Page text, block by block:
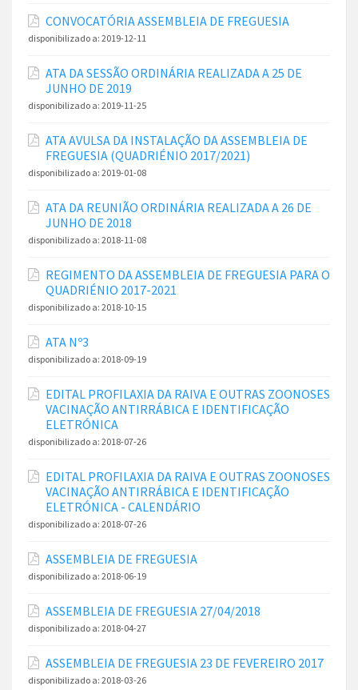
CONVOCATÓRIA ASSEMBLEIA DE FREGUESIA
disponibilizado a: 2019-12-11
ATA DA SESSÃO ORDINÁRIA REALIZADA A 25 DE
JUNHO DE 2019
disponibilizado a: 2019-11-25
ATA AVULSA DA INSTALAÇÃO DA ASSEMBLEIA DE
FREGUESIA (QUADRIÉNIO 2017/2021)
disponibilizado a: 2019-01-08
ATA DA REUNIÃO ORDINÁRIA REALIZADA A 26 DE
JUNHO DE 2018
disponibilizado a: 2018-11-08
REGIMENTO DA ASSEMBLEIA DE FREGUESIA PARA O
QUADRIÉNIO 2017-2021
disponibilizado a: 2018-10-15
ATA Nº3
disponibilizado a: 2018-09-19
EDITAL PROFILAXIA DA RAIVA E OUTRAS ZOONOSES
VACINAÇÃO ANTIRRÁBICA E IDENTIFICAÇÃO
ELETRÓNICA
disponibilizado a: 2018-07-26
EDITAL PROFILAXIA DA RAIVA E OUTRAS ZOONOSES
VACINAÇÃO ANTIRRÁBICA E IDENTIFICAÇÃO
ELETRÓNICA - CALENDÁRIO
disponibilizado a: 2018-07-26
ASSEMBLEIA DE FREGUESIA
disponibilizado a: 2018-06-19
ASSEMBLEIA DE FREGUESIA 27/04/2018
disponibilizado a: 2018-04-27
ASSEMBLEIA DE FREGUESIA 23 DE FEVEREIRO 2017
disponibilizado a: 2018-03-26